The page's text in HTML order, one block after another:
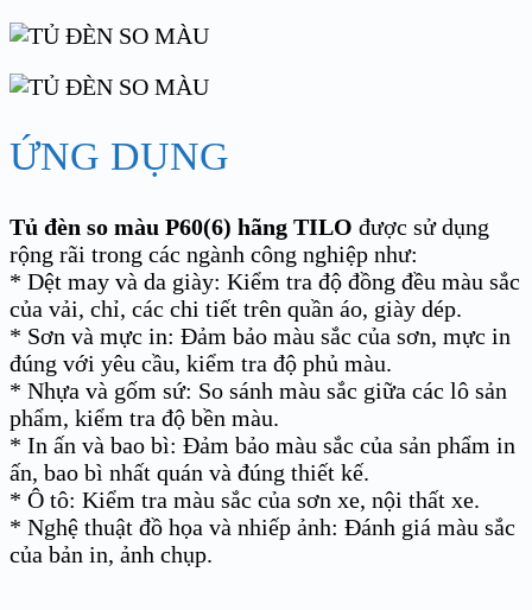
ỨNG DỤNG
Tủ đèn so màu P60(6) hãng TILO được sử dụng
rộng rãi trong các ngành công nghiệp như:
* Dệt may và da giày: Kiểm tra độ đồng đều màu sắc
của vải, chỉ, các chi tiết trên quần áo, giày dép.
* Sơn và mực in: Đảm bảo màu sắc của sơn, mực in
đúng với yêu cầu, kiểm tra độ phủ màu.
* Nhựa và gốm sứ: So sánh màu sắc giữa các lô sản
phẩm, kiểm tra độ bền màu.
* In ấn và bao bì: Đảm bảo màu sắc của sản phẩm in
ấn, bao bì nhất quán và đúng thiết kế.
* Ô tô: Kiểm tra màu sắc của sơn xe, nội thất xe.
* Nghệ thuật đồ họa và nhiếp ảnh: Đánh giá màu sắc
của bản in, ảnh chụp.